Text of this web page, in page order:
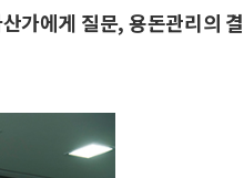
가에게 질문, 용돈관리의 결